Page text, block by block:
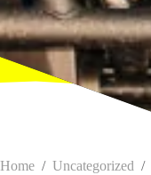
Home / Uncategorized /